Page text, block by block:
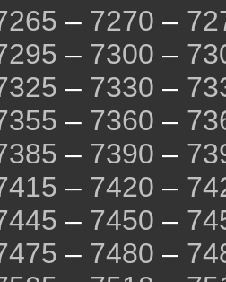
– 7270 –
– 7300 –
– 7330 –
– 7360 –
– 7390 –
– 7420 –
– 7450 –
– 7480 –